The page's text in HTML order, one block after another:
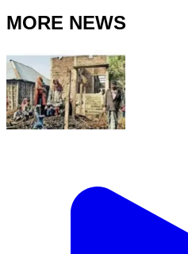
MORE NEWS